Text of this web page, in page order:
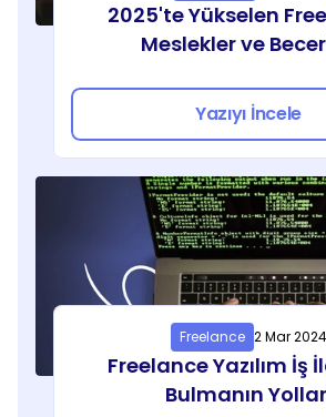
2025'te Yükselen
Meslekler ve
Yazıyı İncele
Freelance 2 Mar 2024
Freelance Yazılım İş
Bulmanın